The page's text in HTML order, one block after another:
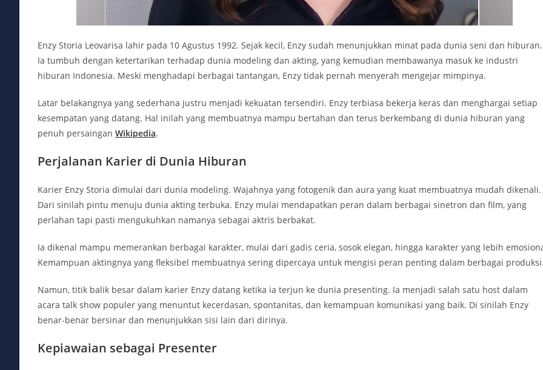
Enzy Storia Leovarisa lahir pada 10 Agustus 1992. Sejak kecil, Enzy sudah menunjukkan minat pada dunia seni dan hiburan.
Ia tumbuh dengan ketertarikan terhadap dunia modeling dan akting, yang kemudian membawanya masuk ke industri
hiburan Indonesia. Meski menghadapi berbagai tantangan, Enzy tidak pernah menyerah mengejar mimpinya.
Latar belakangnya yang sederhana justru menjadi kekuatan tersendiri. Enzy terbiasa bekerja keras dan menghargai setiap
kesempatan yang datang. Hal inilah yang membuatnya mampu bertahan dan terus berkembang di dunia hiburan yang
penuh persaingan Wikipedia.
Perjalanan Karier di Dunia Hiburan
Karier Enzy Storia dimulai dari dunia modeling. Wajahnya yang fotogenik dan aura yang kuat membuatnya mudah dikenali.
Dari sinilah pintu menuju dunia akting terbuka. Enzy mulai mendapatkan peran dalam berbagai sinetron dan film, yang
perlahan tapi pasti mengukuhkan namanya sebagai aktris berbakat.
Ia dikenal mampu memerankan berbagai karakter, mulai dari gadis ceria, sosok elegan, hingga karakter yang lebih
Kemampuan aktingnya yang fleksibel membuatnya sering dipercaya untuk mengisi peran penting dalam berbagai
Namun, titik balik besar dalam karier Enzy datang ketika ia terjun ke dunia presenting. Ia menjadi salah satu host dalam
acara talk show populer yang menuntut kecerdasan, spontanitas, dan kemampuan komunikasi yang baik. Di sinilah Enzy
benar-benar bersinar dan menunjukkan sisi lain dari dirinya.
Kepiawaian sebagai Presenter